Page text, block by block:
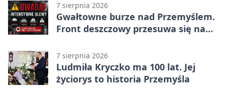
7 sierpnia 2026
Gwałtowne burze nad Przemyślem.
Front deszczowy przesuwa się na
7 sierpnia 2026
Ludmiła Kryczko ma 100 lat. Jej
życiorys to historia Przemyśla